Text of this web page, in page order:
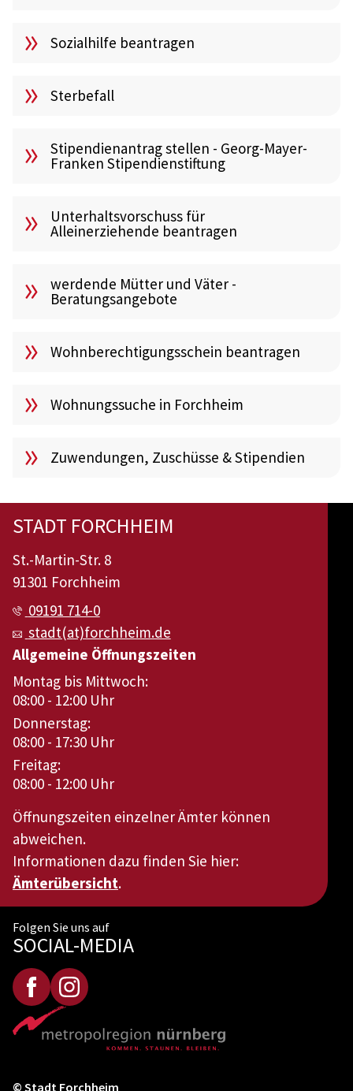
Sozialhilfe beantragen
Sterbefall
Stipendienantrag stellen - Georg-Mayer-
Franken Stipendienstiftung
Unterhaltsvorschuss für
Alleinerziehende beantragen
werdende Mütter und Väter -
Beratungsangebote
Wohnberechtigungsschein beantragen
Wohnungssuche in Forchheim
Zuwendungen, Zuschüsse & Stipendien
STADT FORCHHEIM
St.-Martin-Str. 8
91301 Forchheim
09191 714-0
stadt(at)forchheim.de
Allgemeine Öffnungszeiten
Montag bis Mittwoch:
08:00 - 12:00 Uhr
Donnerstag:
08:00 - 17:30 Uhr
Freitag:
08:00 - 12:00 Uhr
Öffnungszeiten einzelner Ämter können
abweichen.
Informationen dazu finden Sie hier:
Ämterübersicht.
Folgen Sie uns auf
SOCIAL-MEDIA
© Stadt Forchheim